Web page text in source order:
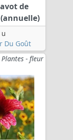
de
u
Du Goût
Plantes - fleur